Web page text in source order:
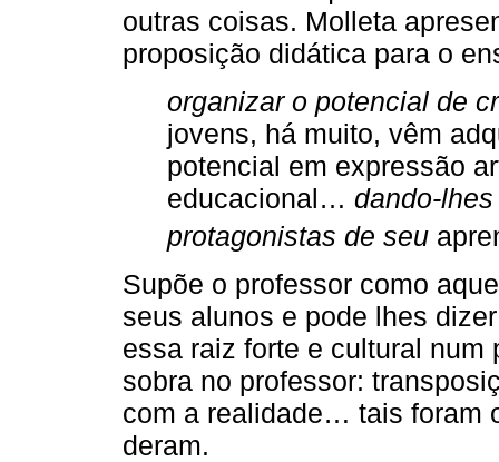
outras coisas. Molleta
proposição didática para o
organizar o potencial de
jovens, há muito, vêm
potencial em expressão
educacional… dando-
protagonistas de seu
Supõe o professor como
seus alunos e pode lhes
essa raiz forte e cultural
sobra no professor:
com a realidade… tais foram
deram.